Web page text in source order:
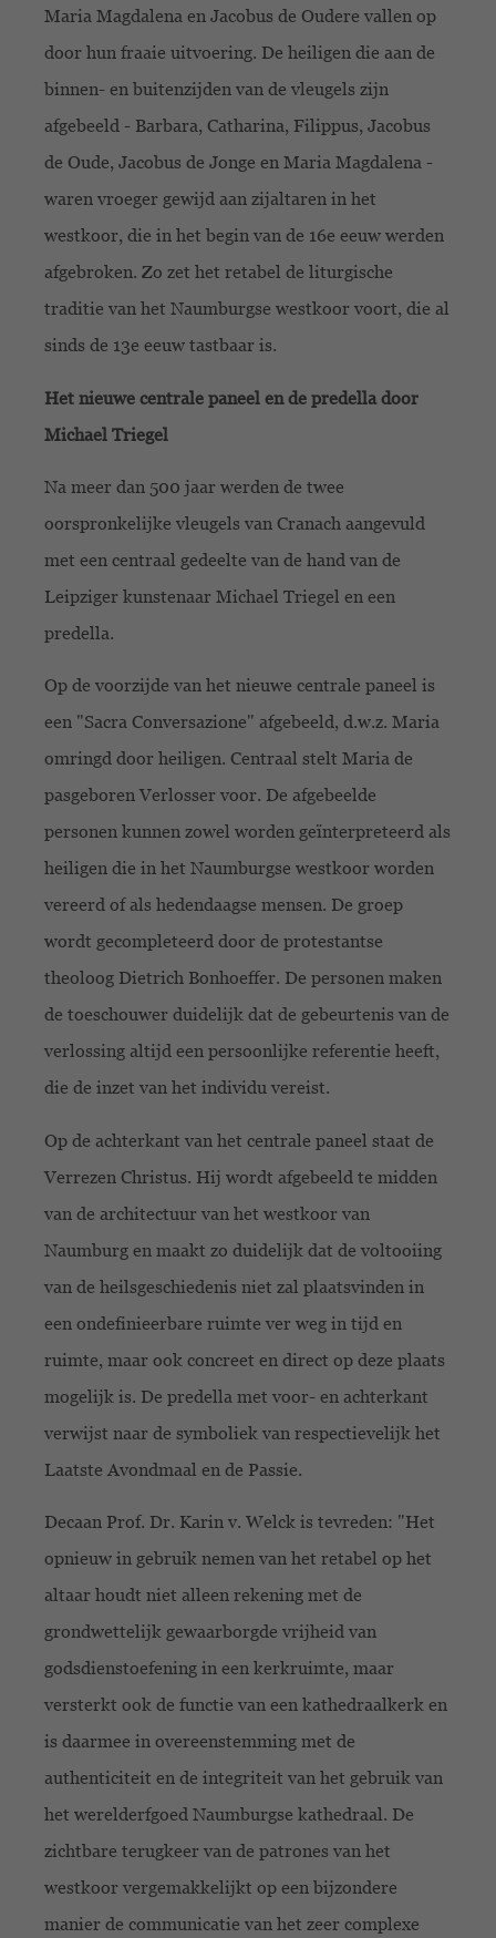
Maria Magdalena en Jacobus de Oudere vallen op
door hun fraaie uitvoering. De heiligen die aan de
binnen- en buitenzijden van de vleugels zijn
afgebeeld - Barbara, Catharina, Filippus, Jacobus
de Oude, Jacobus de Jonge en Maria Magdalena -
waren vroeger gewijd aan zijaltaren in het
westkoor, die in het begin van de 16e eeuw werden
afgebroken. Zo zet het retabel de liturgische
traditie van het Naumburgse westkoor voort, die al
sinds de 13e eeuw tastbaar is.
Het nieuwe centrale paneel en de predella door
Michael Triegel
Na meer dan 500 jaar werden de twee
oorspronkelijke vleugels van Cranach aangevuld
met een centraal gedeelte van de hand van de
Leipziger kunstenaar Michael Triegel en een
predella.
Op de voorzijde van het nieuwe centrale paneel is
een "Sacra Conversazione" afgebeeld, d.w.z. Maria
omringd door heiligen. Centraal stelt Maria de
pasgeboren Verlosser voor. De afgebeelde
personen kunnen zowel worden geïnterpreteerd als
heiligen die in het Naumburgse westkoor worden
vereerd of als hedendaagse mensen. De groep
wordt gecompleteerd door de protestantse
theoloog Dietrich Bonhoeffer. De personen maken
de toeschouwer duidelijk dat de gebeurtenis van de
verlossing altijd een persoonlijke referentie heeft,
die de inzet van het individu vereist.
Op de achterkant van het centrale paneel staat de
Verrezen Christus. Hij wordt afgebeeld te midden
van de architectuur van het westkoor van
Naumburg en maakt zo duidelijk dat de voltooiing
van de heilsgeschiedenis niet zal plaatsvinden in
een ondefinieerbare ruimte ver weg in tijd en
ruimte, maar ook concreet en direct op deze plaats
mogelijk is. De predella met voor- en achterkant
verwijst naar de symboliek van respectievelijk het
Laatste Avondmaal en de Passie.
Decaan Prof. Dr. Karin v. Welck is tevreden: "Het
opnieuw in gebruik nemen van het retabel op het
altaar houdt niet alleen rekening met de
grondwettelijk gewaarborgde vrijheid van
godsdienstoefening in een kerkruimte, maar
versterkt ook de functie van een kathedraalkerk en
is daarmee in overeenstemming met de
authenticiteit en de integriteit van het gebruik van
het werelderfgoed Naumburgse kathedraal. De
zichtbare terugkeer van de patrones van het
westkoor vergemakkelijkt op een bijzondere
manier de communicatie van het zeer complexe